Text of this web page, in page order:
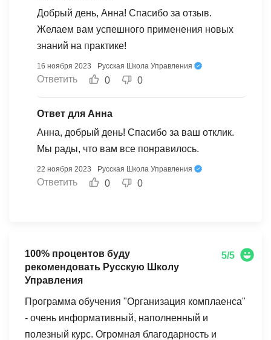
Добрый день, Анна! Спасибо за отзыв.
Желаем вам успешного применения новых
знаний на практике!
16 ноября 2023 Русская Школа Управления
Ответить 0 0
Ответ для Анна
Анна, добрый день! Спасибо за ваш отклик.
Мы рады, что вам все понравилось.
22 ноября 2023 Русская Школа Управления
Ответить 0 0
100% процентов буду
рекомендовать Русскую Школу
Управления
5/5
Программа обучения "Организация комплаенса"
- очень информативный, наполненный и
полезный курс. Огромная благодарность и